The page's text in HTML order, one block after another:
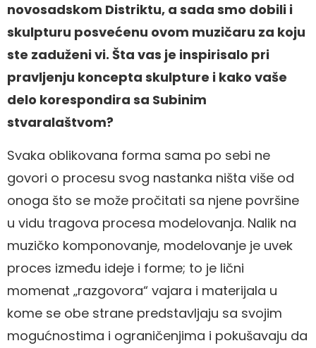
novosadskom Distriktu, a sada smo dobili i
skulpturu posvećenu ovom muzičaru za koju
ste zaduženi vi. Šta vas je inspirisalo pri
pravljenju koncepta skulpture i kako vaše
delo korespondira sa Subinim
stvaralaštvom?
Svaka oblikovana forma sama po sebi ne
govori o procesu svog nastanka ništa više od
onoga što se može pročitati sa njene površine
u vidu tragova procesa modelovanja. Nalik na
muzičko komponovanje, modelovanje je uvek
proces između ideje i forme; to je lični
momenat „razgovora“ vajara i materijala u
kome se obe strane predstavljaju sa svojim
mogućnostima i ograničenjima i pokušavaju da